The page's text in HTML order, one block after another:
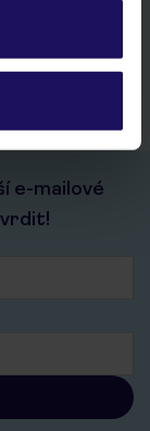
nabídky
v myTUI
e-mailové